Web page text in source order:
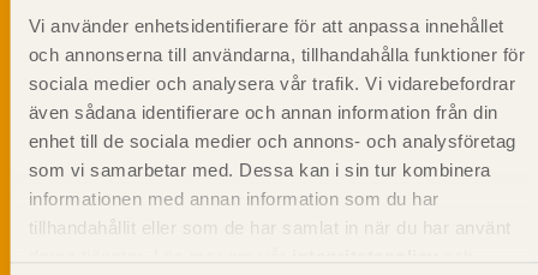
Vi använder enhetsidentifierare för att anpassa innehållet
och annonserna till användarna, tillhandahålla funktioner för
sociala medier och analysera vår trafik. Vi vidarebefordrar
även sådana identifierare och annan information från din
enhet till de sociala medier och annons- och analysföretag
som vi samarbetar med. Dessa kan i sin tur kombinera
informationen med annan information som du har
tillhandahållit eller som de har samlat in när du har använt
Prenumerera på Svenskt Träs
informationsutskick!